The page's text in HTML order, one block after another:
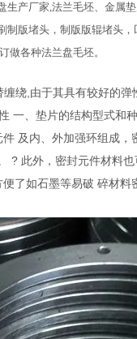
产厂家,法兰毛坯、金属
版堵头，制版版辊堵头
做各种法兰盘毛坯。
绕,由于其具有较好的
、垫片的结构型式和
及内、外加强环组成
? 此外，密封元件材料
了如石墨等易破 碎材料